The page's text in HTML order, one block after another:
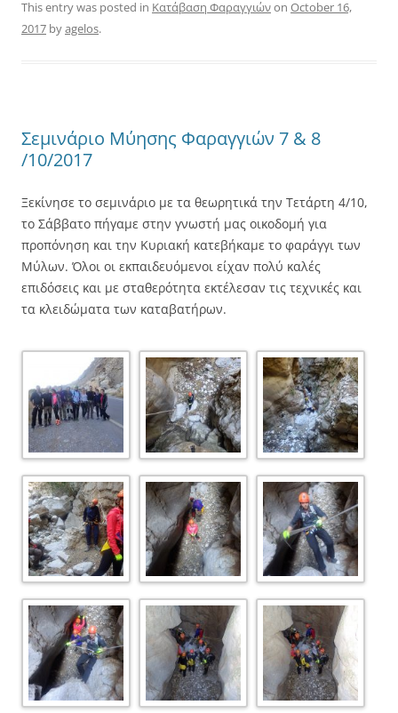
This entry was posted in Κατάβαση Φαραγγιώνon October 16,
2017 byagelos.
Σεμινάριο Μύησης Φαραγγιών 7 & 8
/10/2017
Ξεκίνησε το σεμινάριο με τα θεωρητικά την Τετάρτη 4/10,
το Σάββατο πήγαμε στην γνωστή μας οικοδομή για
προπόνηση και την Κυριακή κατεβήκαμε το φαράγγι των
Μύλων. Όλοι οι εκπαιδευόμενοι είχαν πολύ καλές
επιδόσεις και με σταθερότητα εκτέλεσαν τις τεχνικές και
τα κλειδώματα των καταβατήρων.